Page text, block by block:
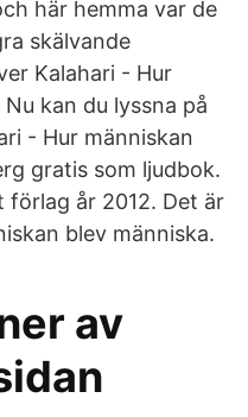
här hemma var de
skälvande
Kalahari - Hur
kan du lyssna på
- Hur människan
gratis som ljudbok.
år 2012. Det är
blev människa.
av